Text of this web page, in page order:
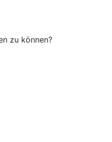
zu können?